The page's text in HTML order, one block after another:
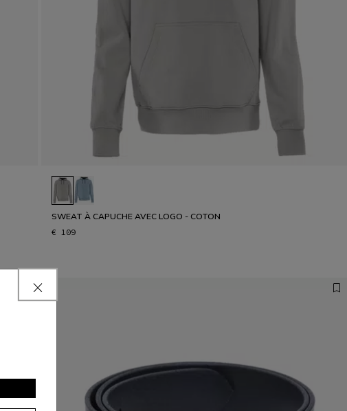
SWEAT À CAPUCHE AVEC LOGO - COTON
€ 109